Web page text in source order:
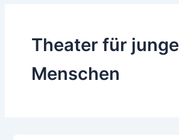
Theater für junge
Menschen